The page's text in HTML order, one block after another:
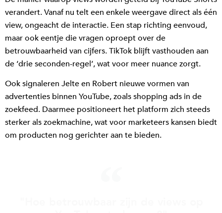
verandert. Vanaf nu telt een enkele weergave direct als één
view, ongeacht de interactie. Een stap richting eenvoud,
maar ook eentje die vragen oproept over de
betrouwbaarheid van cijfers. TikTok blijft vasthouden aan
de ‘drie seconden-regel’, wat voor meer nuance zorgt.
Ook signaleren Jelte en Robert nieuwe vormen van
advertenties binnen YouTube, zoals shopping ads in de
zoekfeed. Daarmee positioneert het platform zich steeds
sterker als zoekmachine, wat voor marketeers kansen biedt
om producten nog gerichter aan te bieden.